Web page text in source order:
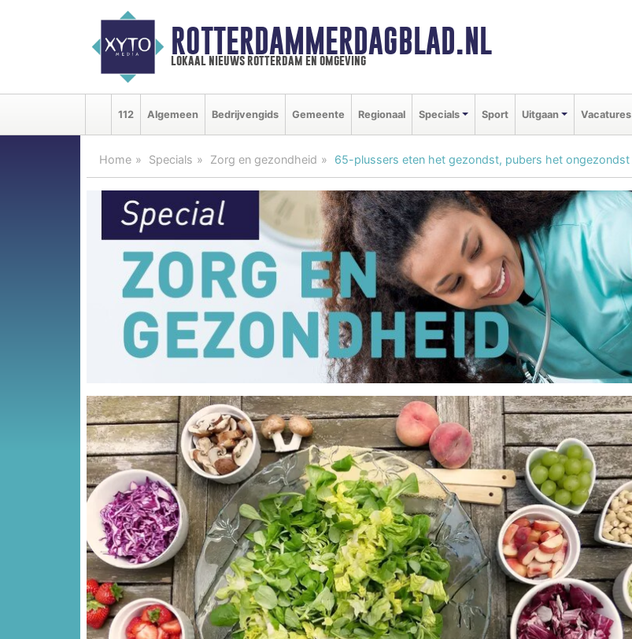
ROTTERDAMMERDAGBLAD.NL
lokaal nieuws rotterdam en omgeving
112 Algemeen Bedrijvengids Gemeente Regionaal Specials Sport Uitgaan Vacatures
Home Specials Zorg en gezondheid 65-plussers eten het gezondst, pubers het ongezondst